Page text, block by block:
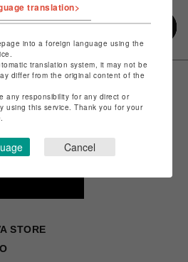
STORE
translation>
into a foreign language using the
translation system, it may not be
differ from the original content of the
any responsibility for any direct or
using this service. Thank you for your
Cancel